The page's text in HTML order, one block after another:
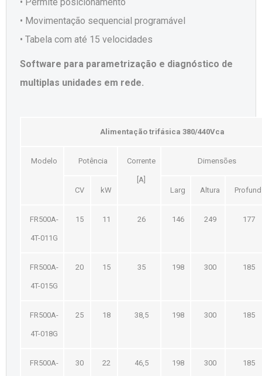
• Movimentação sequencial programável
• Tabela com até 15 velocidades
Software para parametrização e diagnóstico de
multiplas unidades em rede.
Alimentação trifásica 380/440Vca
Modelo Potência Corrente
[A]
Dimensões
CV kW Larg Altura
FR500A-
4T-011G
15 11 26 146 249 177
FR500A-
4T-015G
20 15 35 198 300 185
FR500A-
4T-018G
25 18 38,5 198 300 185
FR500A- 30 22 46,5 198 300 185